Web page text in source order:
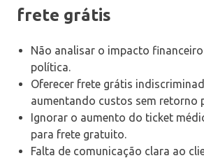
frete grátis
Não analisar o impacto
política.
Oferecer frete grátis
aumentando custos sem retorno
Ignorar o aumento do ticket
para frete gratuito.
Falta de comunicação clara ao